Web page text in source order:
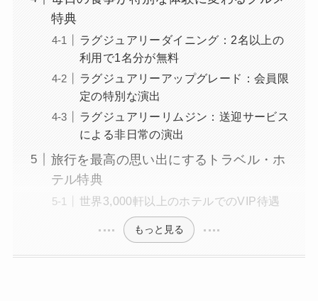
特典
ラグジュアリーダイニング：2名以上の
利用で1名分が無料
ラグジュアリーアップグレード：会員限
定の特別な演出
ラグジュアリーリムジン：送迎サービス
による非日常の演出
旅行を最高の思い出にするトラベル・ホ
テル特典
世界3,000軒以上のホテルでのVIP待遇
もっと見る